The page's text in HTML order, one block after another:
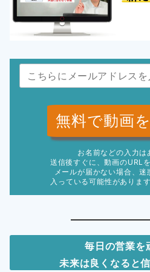
無料で動画
お名前などの入力は
送信後すぐに、動画のURL
メールが届かない場合、
入っている可能性がありま
毎日の営業を
未来は良くなると